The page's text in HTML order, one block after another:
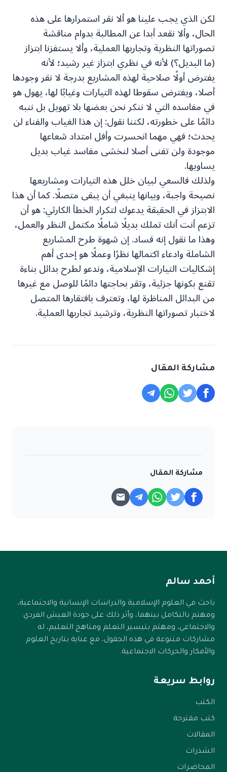
لكن الذي يجب علينا هو ألا نقر استمرارها على هذه
الحال، وألا نقعد أبدا عن المطالبة بدوام مناقشة
تصوراتها النظرية وتجاربها العملية، وألا يستفزنا ابتزاز
(ما البديل؟) لأنه في نظري ابتزاز غير رشيد؛ لأنه
يفترض أولًا صلاحية لهذه المشاريع بدرجة لا نقر وجودها
أصلا، ويفترض سقوطا لهذه التيارات وغيابًا لها، يهول هو
في مفاسده التي لا ننكر نحن بعضها بلا تهويل بل ننبه
دائمًا على خطورته، لكننا نقول: إن هذا الغياب والفناء لن
يحدث؛ فهي مهما انحسرت وأفل امتداد شعاعها
موجودة ولن تفنى أصلا لنخشى مفاسد غياب بديل
يساويها.
ولذلك فالسعي لبيان خلل هذه التيارات ومشاريعها
نصيحة واجبة، وبيانها ينبغي أن يبقى متصلًا. كما أن هذا
الابتزاز في الحقيقة يدعوك لتكرار الخطأ الكارثي: هو أن
تزعم أنت أنك تملك بديلًا شاملًا مكتمل النظر والعمل،
وهذا ما نقول إنه فساد. إن شهوة طرح المشاريع
الشاملة وادعاء اكتمالها نظرًا وعملًا هو إحدى أهم
إشكاليات التيارات الإسلامية، وندعو لطرح بدائل بناءة
تقنع بكونها جزئية، وتقر بحاجتها دائمًا للوصل مع غيرها
من البدائل المناظرة لها، وتعترف بافتقارها المتصل
لاختبار تصوراتها النظرية، وترشيد تجاربها العملية.
مشاركة المقال
مشاركة المقال
أحمد سالم
باحث في العلوم الإسلامية والدراسات الإنسانية والاجتماعية،
ومهتم بالتكامل بينهما، وأثر ذلك على جودة العيش الفردي
والاجتماعي، ومهتم بتيسير التعلم ومناهج التعليم، له
مشاركات متنوعة في هذه الحقول، مع عناية بتاريخ العلوم
والأفكار والحركات الاجتماعية.
روابط سريعة
الكتب
كتب مقترحة
المقالات
الشذرات
المحاضرات